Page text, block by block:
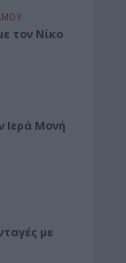
τον Νίκο
Ιερά Μονή
με